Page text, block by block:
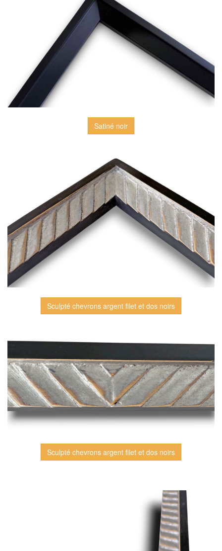
Satiné noir
Sculpté chevrons argent filet et dos noirs
Sculpté chevrons argent filet et dos noirs